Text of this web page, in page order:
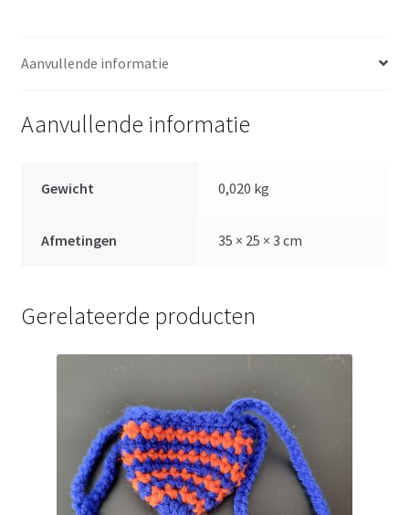
Aanvullende informatie
Aanvullende informatie
Gewicht 0,020 kg
Afmetingen 35 × 25 × 3 cm
Gerelateerde producten